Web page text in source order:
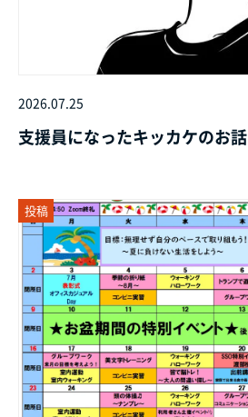
2026.07.25
支援員になったキッカケのお話
投稿